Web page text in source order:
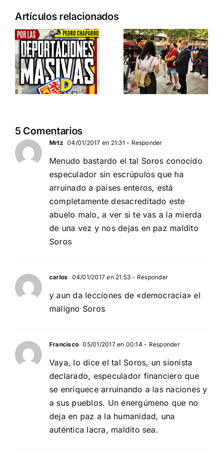
Artículos relacionados
Acto en
Barcelona:
España y
Serbia
contra el
separatismo
EN BARCELONA
acto DN
contra la
invasión
migratoria
y el gran
5 Comentarios
Mrtz 04/01/2017 en 21:31 - Responder
Menudo bastardo el tal Soros conocido
especulador sin escrúpulos que ha
arruinado a países enteros, está
completamente desacreditado este
abuelo malo, a ver si te vas a la mierda
de una vez y nos dejas en paz maldito
Soros
carlos 04/01/2017 en 21:53 - Responder
y aun da lecciones de «democracia» el
maligno Soros
Francisco 05/01/2017 en 00:14 - Responder
Vaya, lo dice el tal Soros, un sionista
declarado, especulador financiero que
se enriquece arruinando a las naciones y
a sus pueblos. Un energúmeno que no
deja en paz a la humanidad, una
auténtica lacra, maldito sea.